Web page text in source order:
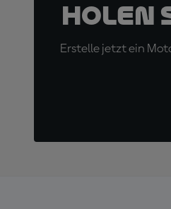
Holen
Erstelle jetzt ein